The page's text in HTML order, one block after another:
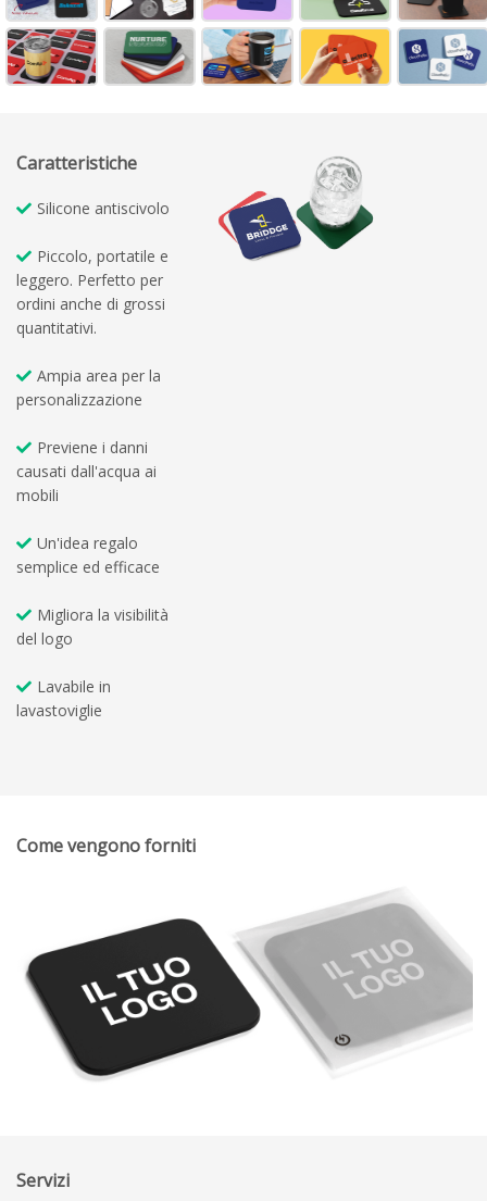
Caratteristiche
Silicone antiscivolo
Piccolo, portatile e
leggero. Perfetto per
ordini anche di grossi
quantitativi.
Ampia area per la
personalizzazione
Previene i danni
causati dall'acqua ai
mobili
Un'idea regalo
semplice ed efficace
Migliora la visibilità
del logo
Lavabile in
lavastoviglie
Come vengono forniti
Servizi